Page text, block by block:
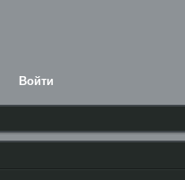
Войти